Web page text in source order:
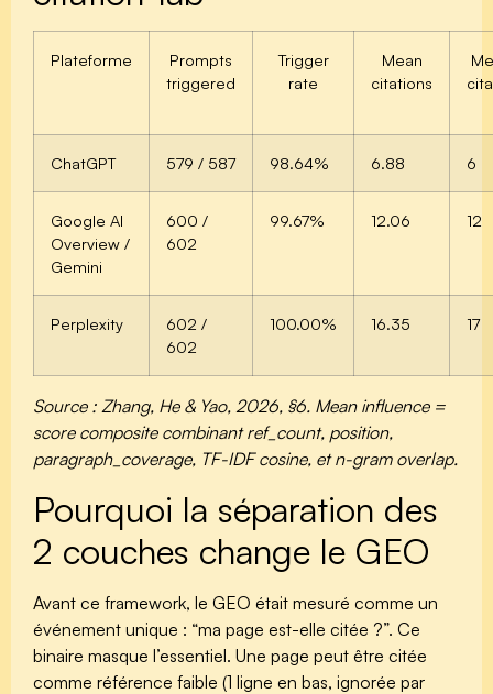
Plateforme
Prompts
triggered
Trigger
rate
Mean
citations
ChatGPT 579 / 587 98.64% 6.88 6
Google AI
Overview /
Gemini
600 /
602
99.67% 12.06 12
Perplexity
602 /
602
100.00% 16.35 17
Source : Zhang, He & Yao, 2026, §6. Mean influence =
score composite combinant ref_count, position,
paragraph_coverage, TF-IDF cosine, et n-gram overlap.
Pourquoi la séparation des
2 couches change le GEO
Avant ce framework, le GEO était mesuré comme un
événement unique : “ma page est-elle citée ?”. Ce
binaire masque l’essentiel. Une page peut être citée
comme référence faible (1 ligne en bas, ignorée par